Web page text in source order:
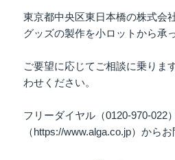
東京都中央区東日本橋の株式会
グッズの製作を小ロットから承
ご要望に応じてご相談に乗りま
わせください。
フリーダイヤル（0120-970-022
（https://www.alga.co.jp）から